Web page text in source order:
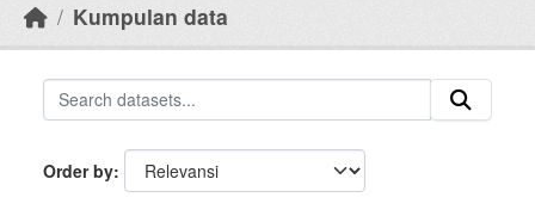
Kumpulan data
Order by